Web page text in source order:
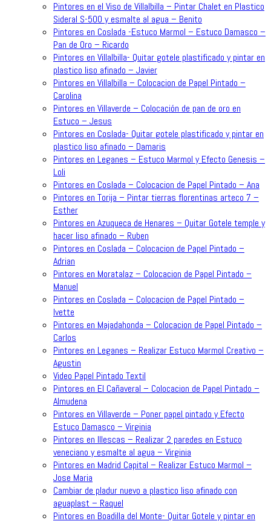
Pintores en el Viso de Villalbilla – Pintar Chalet en Plastico
Sideral S-500 y esmalte al agua – Benito
Pintores en Coslada -Estuco Marmol – Estuco Damasco –
Pan de Oro – Ricardo
Pintores en Villalbilla- Quitar gotele plastificado y pintar en
plastico liso afinado – Javier
Pintores en Villalbilla – Colocacion de Papel Pintado –
Carolina
Pintores en Villaverde – Colocación de pan de oro en
Estuco – Jesus
Pintores en Coslada- Quitar gotele plastificado y pintar en
plastico liso afinado – Damaris
Pintores en Leganes – Estuco Marmol y Efecto Genesis –
Loli
Pintores en Coslada – Colocacion de Papel Pintado – Ana
Pintores en Torija – Pintar tierras florentinas arteco 7 –
Esther
Pintores en Azuqueca de Henares – Quitar Gotele temple y
hacer liso afinado – Ruben
Pintores en Coslada – Colocacion de Papel Pintado –
Adrian
Pintores en Moratalaz – Colocacion de Papel Pintado –
Manuel
Pintores en Coslada – Colocacion de Papel Pintado –
Ivette
Pintores en Majadahonda – Colocacion de Papel Pintado –
Carlos
Pintores en Leganes – Realizar Estuco Marmol Creativo –
Agustin
Video Papel Pintado Textil
Pintores en El Cañaveral – Colocacion de Papel Pintado –
Almudena
Pintores en Villaverde – Poner papel pintado y Efecto
Estuco Damasco – Virginia
Pintores en Illescas – Realizar 2 paredes en Estuco
veneciano y esmalte al agua – Virginia
Pintores en Madrid Capital – Realizar Estuco Marmol –
Jose Maria
Cambiar de pladur nuevo a plastico liso afinado con
aguaplast – Raquel
Pintores en Boadilla del Monte- Quitar Gotele y pintar en